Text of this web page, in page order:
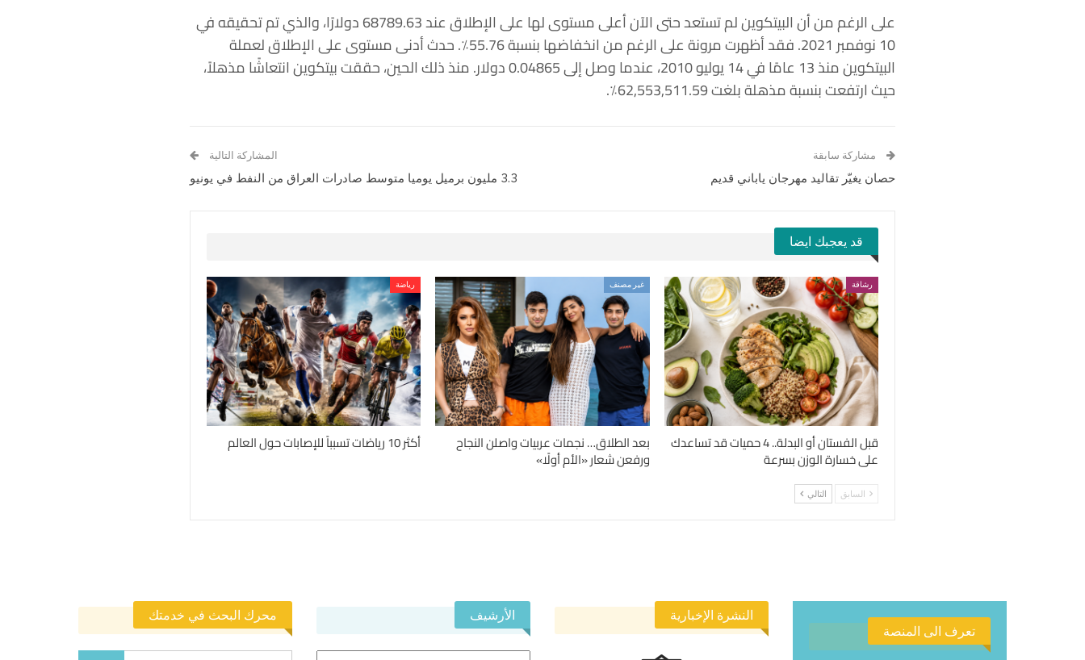
على الرغم من أن البيتكوين لم تستعد حتى الآن أعلى مستوى لها على الإطلاق عند 68789.63 دولارًا، والذي تم تحقيقه في
10 نوفمبر 2021. فقد أظهرت مرونة على الرغم من انخفاضها بنسبة 55.76٪. حدث أدنى مستوى على الإطلاق لعملة
البيتكوين منذ 13 عامًا في 14 يوليو 2010، عندما وصل إلى 0.04865 دولار. منذ ذلك الحين، حققت بيتكوين انتعاشًا مذهلاً،
حيث ارتفعت بنسبة مذهلة بلغت 62,553,511.59٪.
مشاركة سابقة
حصان يغيّر تقاليد مهرجان ياباني قديم
المشاركة التالية
3.3 مليون برميل يوميا متوسط صادرات العراق من النفط في يونيو
قد يعجبك ايضا
رشاقة
قبل الفستان أو البدلة.. 4 حميات قد تساعدك
على خسارة الوزن بسرعة
غير مصنف
بعد الطلاق… نجمات عربيات واصلن النجاح
ورفعن شعار «الأم أولًا»
رياضة
أكثر 10 رياضات تسبباً للإصابات حول العالم
السابق التالي
تعرف الى المنصة
النشرة الإخبارية الأرشيف محرك البحث في خدمتك